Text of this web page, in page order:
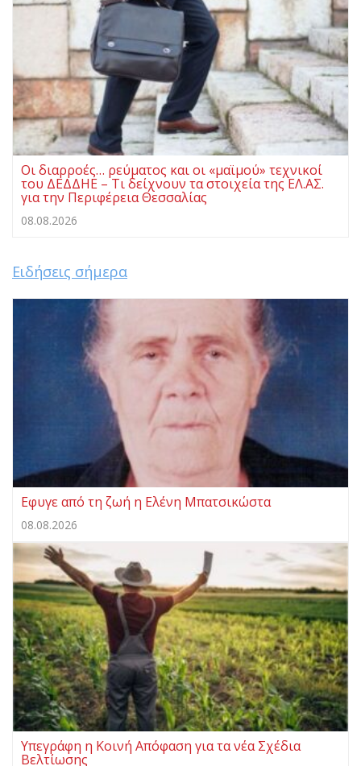
Οι διαρροές… ρεύματος και οι «μαϊμού» τεχνικοί
του ΔΕΔΔΗΕ – Τι δείχνουν τα στοιχεία της ΕΛ.ΑΣ.
για την Περιφέρεια Θεσσαλίας
08.08.2026
Ειδήσεις σήμερα
Eφυγε από τη ζωή η Ελένη Μπατσικώστα
08.08.2026
Υπεγράφη η Κοινή Απόφαση για τα νέα Σχέδια
Βελτίωσης